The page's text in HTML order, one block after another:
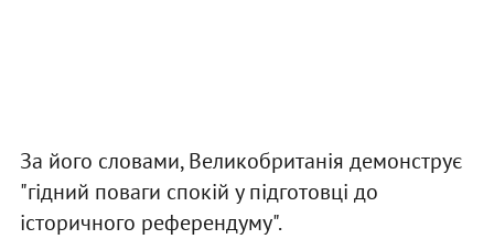
За його словами, Великобританія демонструє
"гідний поваги спокій у підготовці до
історичного референдуму".